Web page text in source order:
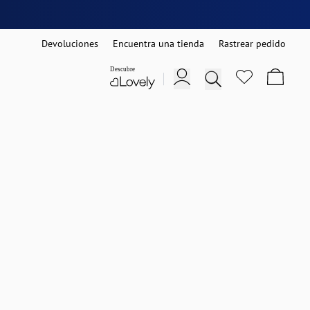
Devoluciones Encuentra una tienda Rastrear pedido